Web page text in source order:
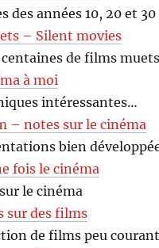
des années 10, 20 et 30
– Silent movies
de films
à moi
intéressantes…
– notes sur le cinéma
bien
fois le cinéma
le cinéma
sur des films
de films peu